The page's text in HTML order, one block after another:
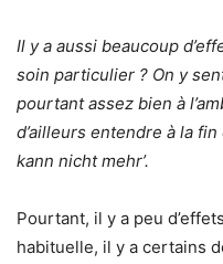
Il y a aussi beaucoup
soin particulier ? On y
pourtant assez bien à
d’ailleurs entendre à la
kann nicht mehr’.
Pourtant, il y a peu
habituelle, il y a certains